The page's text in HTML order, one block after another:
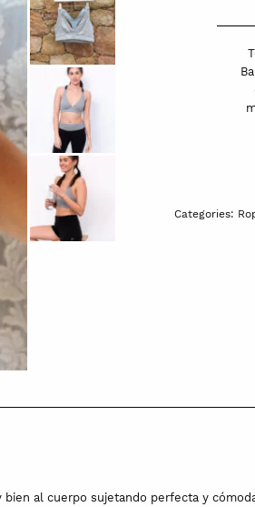
Categories:
al cuerpo sujetando perfecta y